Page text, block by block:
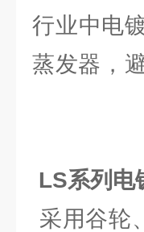
行业中电
蒸发器，
LS系列电
采用谷轮